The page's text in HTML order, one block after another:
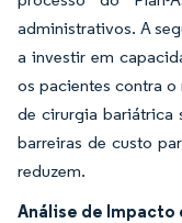
administrativos. A
a investir em
os pacientes contra
de cirurgia bariátrica
barreiras de custo
reduzem.
Análise de